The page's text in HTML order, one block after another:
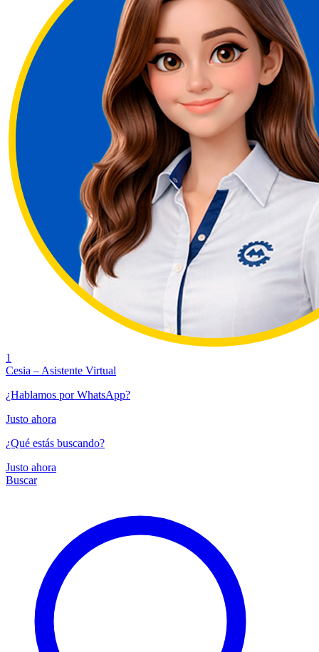
1
Cesia – Asistente Virtual
¿Hablamos por WhatsApp?
Justo ahora
¿Qué estás buscando?
Justo ahora
Buscar